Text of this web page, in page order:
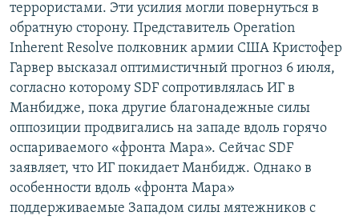
террористами. Эти усилия могли повернуться в
обратную сторону. Представитель Operation
Inherent Resolve полковник армии США Кристофер
Гарвер высказал оптимистичный прогноз 6 июля,
согласно которому SDF сопротивлялась ИГ в
Манбидже, пока другие благонадежные силы
оппозиции продвигались на западе вдоль горячо
оспариваемого «фронта Мара». Сейчас SDF
заявляет, что ИГ покидает Манбидж. Однако в
особенности вдоль «фронта Мара»
поддерживаемые Западом силы мятежников с